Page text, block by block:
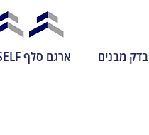
בדק מבנים ארגם סלף ARGM SELF